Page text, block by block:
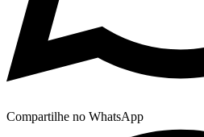
Compartilhe no WhatsApp